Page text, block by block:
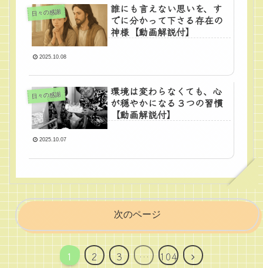
日々の感謝
誰にも言えない思いを、す
でに分かって下さる存在の
神様【動画解説付】
2025.10.08
日々の感謝
環境は変わらなくても、心
が穏やかになる３つの習慣
【動画解説付】
2025.10.07
次のページ
1 2 3 … 104
次